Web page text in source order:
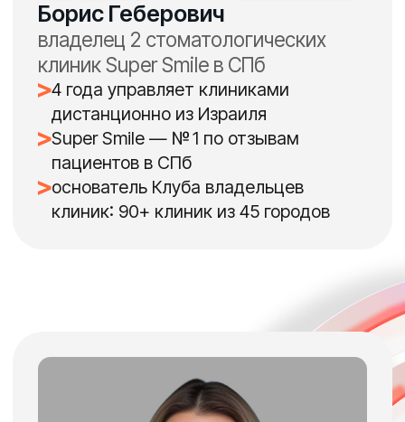
«Забота 2.0»
450+ клиник различного профиля
сотни настроенных активностей